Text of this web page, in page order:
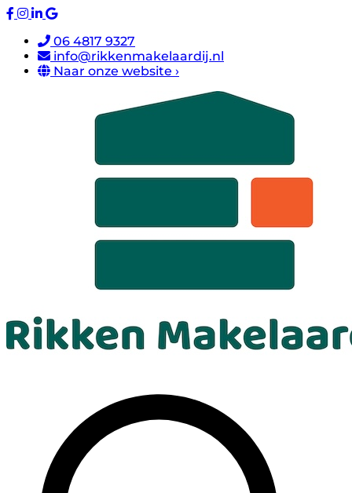
06 4817 9327
info@rikkenmakelaardij.nl
Naar onze website ›